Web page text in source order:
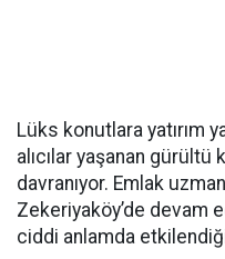
Lüks konutlara yatırım
alıcılar yaşanan
davranıyor. Emlak
Zekeriyaköy’de devam
ciddi anlamda